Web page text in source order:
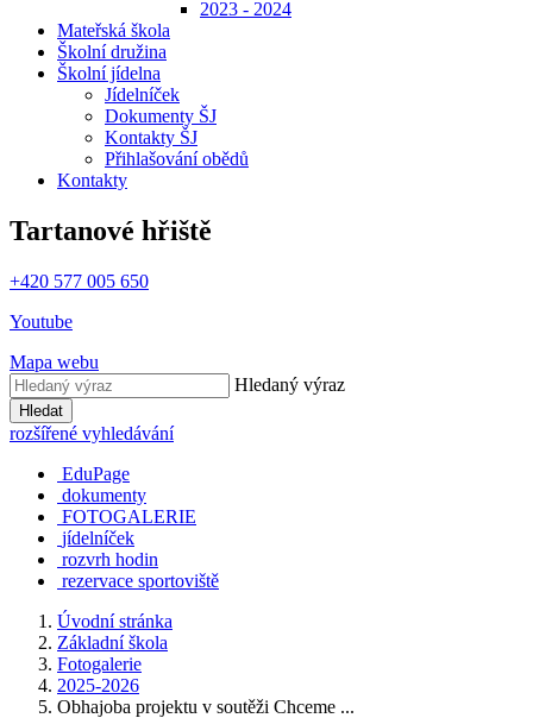
2023 - 2024
Mateřská škola
Školní družina
Školní jídelna
Jídelníček
Dokumenty ŠJ
Kontakty ŠJ
Přihlašování obědů
Kontakty
Tartanové hřiště
+420 577 005 650
Youtube
Mapa webu
Hledaný výraz
Hledat
rozšířené vyhledávání
EduPage
dokumenty
FOTOGALERIE
jídelníček
rozvrh hodin
rezervace sportoviště
Úvodní stránka
Základní škola
Fotogalerie
2025-2026
Obhajoba projektu v soutěži Chceme ...